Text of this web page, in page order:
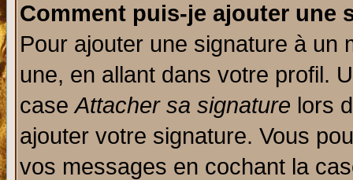
Comment puis-je ajouter une
Pour ajouter une signature à un
une, en allant dans votre profil.
caseAttacher sa signature lors
ajouter votre signature. Vous
vos messages en cochant la